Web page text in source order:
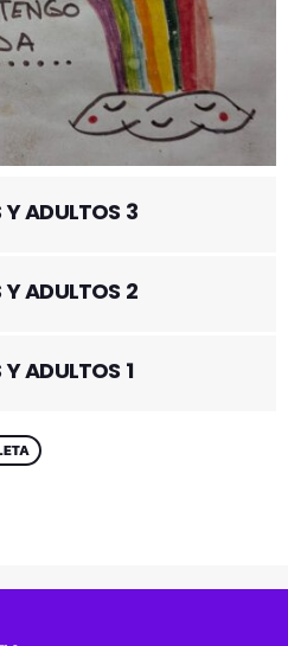
ADULTOS 1
ADULTOS 2
ADULTOS 3